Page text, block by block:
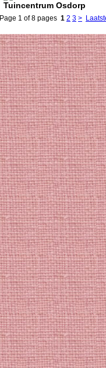
Tuincentrum Osdorp
Page 1 of 8 pages 1 2 3 >